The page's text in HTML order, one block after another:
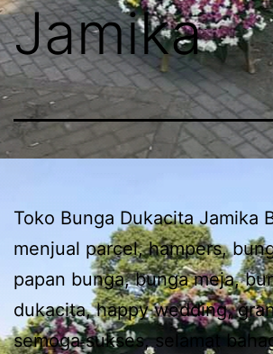
Jamika
Toko Bunga Dukacita Jamika
menjual parcel, hampers,
papan bunga, bunga meja,
dukacita, happy wedding,
semoga sukses, selamat